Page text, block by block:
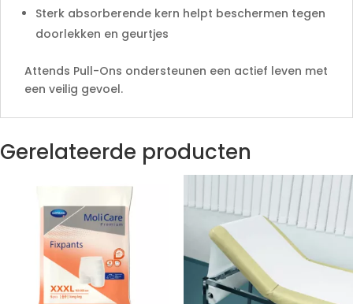
Sterk absorberende kern helpt beschermen tegen
doorlekken en geurtjes
Attends Pull-Ons ondersteunen een actief leven met
een veilig gevoel.
Gerelateerde producten